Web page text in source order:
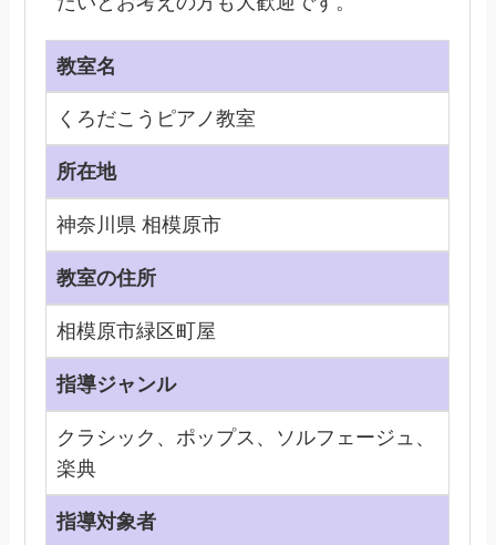
教室名
くろだこうピアノ教室
所在地
神奈川県 相模原市
教室の住所
相模原市緑区町屋
指導ジャンル
クラシック、ポップス、ソルフェージュ、
楽典
指導対象者